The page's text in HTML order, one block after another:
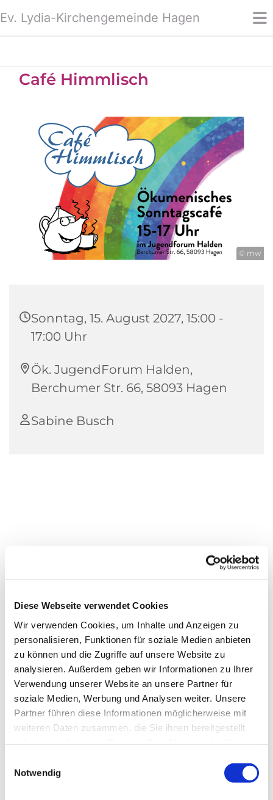
Diese Webseite verwendet Cookies
Wir verwenden Cookies, um Inhalte und Anzeigen zu
personalisieren, Funktionen für soziale Medien anbieten
zu können und die Zugriffe auf unsere Website zu
analysieren. Außerdem geben wir Informationen zu Ihrer
Verwendung unserer Website an unsere Partner für
soziale Medien, Werbung und Analysen weiter. Unsere
Partner führen diese Informationen möglicherweise mit
weiteren Daten zusammen, die Sie ihnen bereitgestellt
Notwendig
Ev. Lydia-Kirchengemeinde Hagen
Café Himmlisch
© mw
Sonntag, 15. August 2027, 15:00 -
17:00 Uhr
Ök. JugendForum Halden,
Berchumer Str. 66, 58093 Hagen
Sabine Busch
Dies könnte Sie auch
interessieren